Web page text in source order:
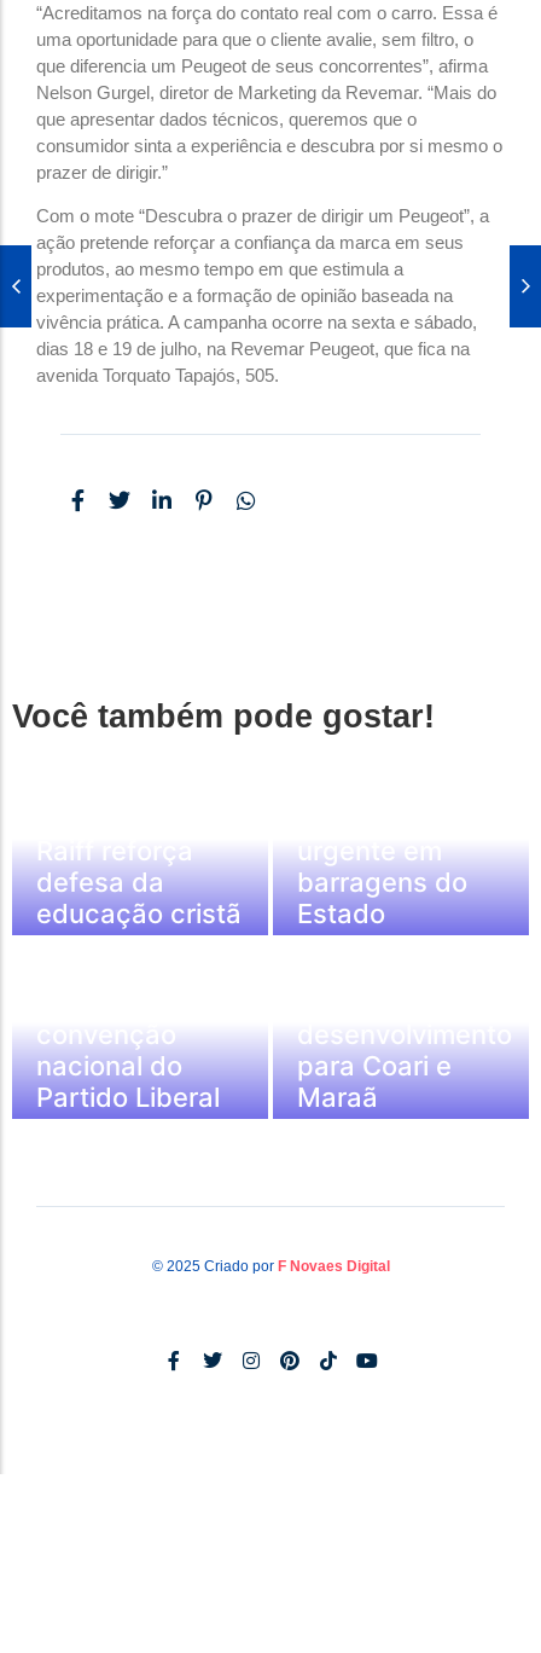
“Acreditamos na força do contato real com o carro. Essa é
uma oportunidade para que o cliente avalie, sem filtro, o
que diferencia um Peugeot de seus concorrentes”, afirma
Nelson Gurgel, diretor de Marketing da Revemar. “Mais do
que apresentar dados técnicos, queremos que o
consumidor sinta a experiência e descubra por si mesmo o
prazer de dirigir.”
Com o mote “Descubra o prazer de dirigir um Peugeot”, a
ação pretende reforçar a confiança da marca em seus
produtos, ao mesmo tempo em que estimula a
experimentação e a formação de opinião baseada na
vivência prática. A campanha ocorre na sexta e sábado,
dias 18 e 19 de julho, na Revemar Peugeot, que fica na
avenida Torquato Tapajós, 505.
Você também pode gostar!
Raiff reforça
defesa da
educação cristã
Capitão Alberto
urgente em
barragens do
Estado
Política & Sociedade
Capitão Alberto
convenção
nacional do
Partido Liberal
Política & Sociedade
Alberto Neto
desenvolvimento
para Coari e
Maraã
© 2025 Criado por F Novaes Digital